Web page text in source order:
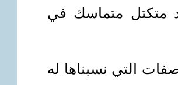
متكتل متماسك في
التي نسبناها له